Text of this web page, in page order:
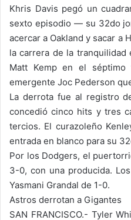
Khris Davis pegó un
sexto episodio — su 32do
acercar a Oakland y sacar a
la carrera de la
Matt Kemp en el
emergente Joc Pederson
La derrota fue al registro
concedió cinco hits y tres
tercios. El curazoleño
entrada en blanco para su
Por los Dodgers, el
3-0, con una producida.
Yasmani Grandal de 1-0.
Astros derrotan a Gigantes
SAN FRANCISCO.- Tyler